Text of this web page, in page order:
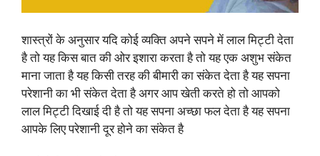
शास्त्रों के अनुसार यदि कोई व्यक्ति अपने सपने में लाल मिट्टी देता
है तो यह किस बात की ओर इशारा करता है तो यह एक अशुभ संकेत
माना जाता है यह किसी तरह की बीमारी का संकेत देता है यह सपना
परेशानी का भी संकेत देता है अगर आप खेती करते हो तो आपको
लाल मिट्टी दिखाई दी है तो यह सपना अच्छा फल देता है यह सपना
आपके लिए परेशानी दूर होने का संकेत है